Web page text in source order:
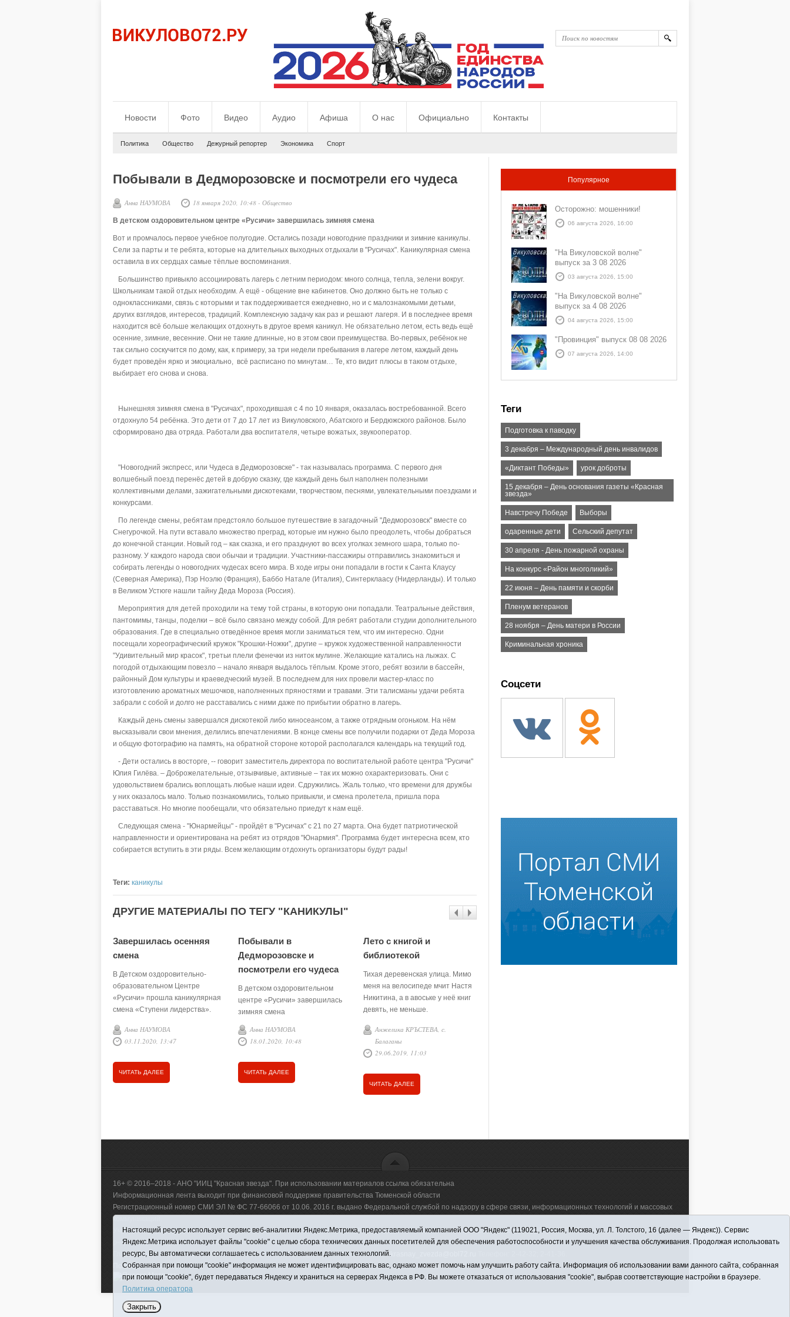
Новости Фото Видео Аудио Афиша О нас Официально Контакты
Политика Общество Дежурный репортер Экономика Спорт
Побывали в Дедморозовске и посмотрели его чудеса
Анна НАУМОВА 18 января 2020, 10:48 - Общество
В детском оздоровительном центре «Русичи» завершилась зимняя смена
Вот и промчалось первое учебное полугодие. Остались позади новогодние праздники и зимние каникулы.
Сели за парты и те ребята, которые на длительных выходных отдыхали в "Русичах". Каникулярная смена
оставила в их сердцах самые тёплые воспоминания.
Большинство привыкло ассоциировать лагерь с летним периодом: много солнца, тепла, зелени вокруг.
Школьникам такой отдых необходим. А ещё - общение вне кабинетов. Оно должно быть не только с
одноклассниками, связь с которыми и так поддерживается ежедневно, но и с малознакомыми детьми,
других взглядов, интересов, традиций. Комплексную задачу как раз и решают лагеря. И в последнее время
находится всё больше желающих отдохнуть в другое время каникул. Не обязательно летом, есть ведь ещё
осенние, зимние, весенние. Они не такие длинные, но в этом свои преимущества. Во-первых, ребёнок не
так сильно соскучится по дому, как, к примеру, за три недели пребывания в лагере летом, каждый день
будет проведён ярко и эмоциально, всё расписано по минутам… Те, кто видит плюсы в таком отдыхе,
выбирает его снова и снова.
Нынешняя зимняя смена в "Русичах", проходившая с 4 по 10 января, оказалась востребованной. Всего
отдохнуло 54 ребёнка. Это дети от 7 до 17 лет из Викуловского, Абатского и Бердюжского районов. Было
сформировано два отряда. Работали два воспитателя, четыре вожатых, звукооператор.
"Новогодний экспресс, или Чудеса в Дедморозовске" - так называлась программа. С первого дня
волшебный поезд перенёс детей в добрую сказку, где каждый день был наполнен полезными
коллективными делами, зажигательными дискотеками, творчеством, песнями, увлекательными поездками и
конкурсами.
По легенде смены, ребятам предстояло большое путешествие в загадочный "Дедморозовск" вместе со
Снегурочкой. На пути вставало множество преград, которые им нужно было преодолеть, чтобы добраться
до конечной станции. Новый год – как сказка, и его празднуют во всех уголках земного шара, только по-
разному. У каждого народа свои обычаи и традиции. Участники-пассажиры отправились знакомиться и
собирать легенды о новогодних чудесах всего мира. В ходе игры они попадали в гости к Санта Клаусу
(Северная Америка), Пэр Ноэлю (Франция), Баббо Натале (Италия), Синтерклаасу (Нидерланды). И только
в Великом Устюге нашли тайну Деда Мороза (Россия).
Мероприятия для детей проходили на тему той страны, в которую они попадали. Театральные действия,
пантомимы, танцы, поделки – всё было связано между собой. Для ребят работали студии дополнительного
образования. Где в специально отведённое время могли заниматься тем, что им интересно. Одни
посещали хореографический кружок "Крошки-Ножки", другие – кружок художественной направленности
"Удивительный мир красок", третьи плели фенечки из ниток мулине. Желающие катались на лыжах. С
погодой отдыхающим повезло – начало января выдалось тёплым. Кроме этого, ребят возили в бассейн,
районный Дом культуры и краеведческий музей. В последнем для них провели мастер-класс по
изготовлению ароматных мешочков, наполненных пряностями и травами. Эти талисманы удачи ребята
забрали с собой и долго не расставались с ними даже по прибытии обратно в лагерь.
Каждый день смены завершался дискотекой либо киносеансом, а также отрядным огоньком. На нём
высказывали свои мнения, делились впечатлениями. В конце смены все получили подарки от Деда Мороза
и общую фотографию на память, на обратной стороне которой располагался календарь на текущий год.
- Дети остались в восторге, -- говорит заместитель директора по воспитательной работе центра "Русичи"
Юлия Гилёва. – Доброжелательные, отзывчивые, активные – так их можно охарактеризовать. Они с
удовольствием брались воплощать любые наши идеи. Сдружились. Жаль только, что времени для дружбы
у них оказалось мало. Только познакомились, только привыкли, и смена пролетела, пришла пора
расставаться. Но многие пообещали, что обязательно приедут к нам ещё.
Следующая смена - "Юнармейцы" - пройдёт в "Русичах" с 21 по 27 марта. Она будет патриотической
направленности и ориентирована на ребят из отрядов "Юнармия". Программа будет интересна всем, кто
собирается вступить в эти ряды. Всем желающим отдохнуть организаторы будут рады!
Теги: каникулы
ДРУГИЕ МАТЕРИАЛЫ ПО ТЕГУ "КАНИКУЛЫ"
Завершилась осенняя
смена
В Детском оздоровительно-
образовательном Центре
«Русичи» прошла каникулярная
смена «Ступени лидерства».
Анна НАУМОВА
03.11.2020, 13:47
ЧИТАТЬ ДАЛЕЕ
Побывали в
Дедморозовске и
посмотрели его чудеса
В детском оздоровительном
центре «Русичи» завершилась
зимняя смена
Анна НАУМОВА
18.01.2020, 10:48
ЧИТАТЬ ДАЛЕЕ
Лето с книгой и
библиотекой
Тихая деревенская улица. Мимо
меня на велосипеде мчит Настя
Никитина, а в авоське у неё книг
девять, не меньше.
Анжелика КРЪСТЕВА, с.
Балаганы
29.06.2019, 11:03
ЧИТАТЬ ДАЛЕЕ
Лето в "Орлёнке"
Популярное
Осторожно: мошенники!
06 августа 2026, 16:00
"На Викуловской волне"
выпуск за 3 08 2026
03 августа 2026, 15:00
"На Викуловской волне"
выпуск за 4 08 2026
04 августа 2026, 15:00
"Провинция" выпуск 08 08 2026
07 августа 2026, 14:00
Теги
Подготовка к паводку
3 декабря – Международный день инвалидов
«Диктант Победы» урок доброты
15 декабря – День основания газеты «Красная
звезда»
Навстречу Победе Выборы
одаренные дети Сельский депутат
30 апреля - День пожарной охраны
На конкурс «Район многоликий»
22 июня – День памяти и скорби
Пленум ветеранов
28 ноября – День матери в России
Криминальная хроника
Соцсети
16+ © 2016–2018 - АНО "ИИЦ "Красная звезда". При использовании материалов ссылка обязательна
Информационная лента выходит при финансовой поддержке правительства Тюменской области
Регистрационный номер СМИ ЭЛ № ФС 77-66066 от 10.06. 2016 г. выдано Федеральной службой по надзору в сфере связи, информационных технологий и массовых
коммуникаций.
Учредитель (соучредители) Автономная некоммерческая организация "Информационно-издательский центр "Красная звезда"" (627570, Тюменская обл., Викуловский
р-н, с. Викулово, ул. Ленина, д. 5).
Главный редактор Антюхова Светлана Владимировна. Адрес электронной почты:krasnay_zvezda@obl72.ru
Политика оператора|RSS
Настоящий ресурс использует сервис веб-аналитики Яндекс.Метрика, предоставляемый компанией ООО "Яндекс" (119021, Россия, Москва, ул. Л. Толстого, 16 (далее — Яндекс)). Сервис
Яндекс.Метрика использует файлы "cookie" с целью сбора технических данных посетителей для обеспечения работоспособности и улучшения качества обслуживания. Продолжая использовать
ресурс, Вы автоматически соглашаетесь с использованием данных технологий.
Собранная при помощи "cookie" информация не может идентифицировать вас, однако может помочь нам улучшить работу сайта. Информация об использовании вами данного сайта, собранная
при помощи "cookie", будет передаваться Яндексу и храниться на серверах Яндекса в РФ. Вы можете отказаться от использования "cookie", выбрав соответствующие настройки в браузере.
Политика оператора
Закрыть